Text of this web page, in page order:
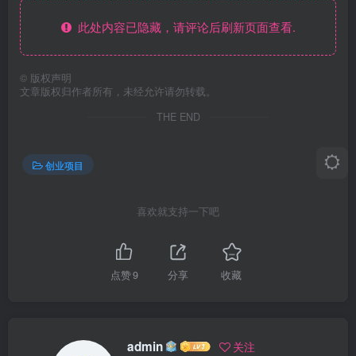
此处内容已隐藏，请评论后刷新页面查看.
© 版权声明
文章版权归作者所有，未经允许请勿转载。
THE END
创业项目
喜欢就支持一下吧
点赞9 分享 收藏
admin 关注